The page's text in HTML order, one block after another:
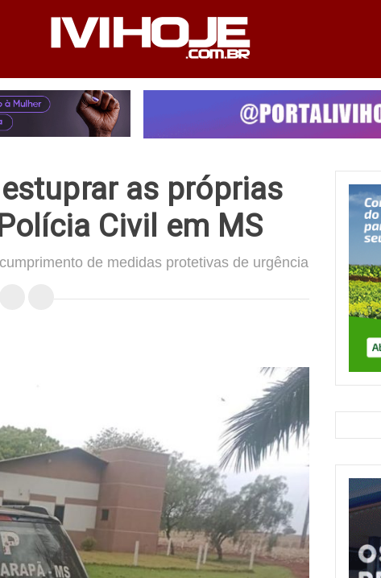
FALE CONOSCO
as próprias
Civil em MS
de medidas protetivas de urgência